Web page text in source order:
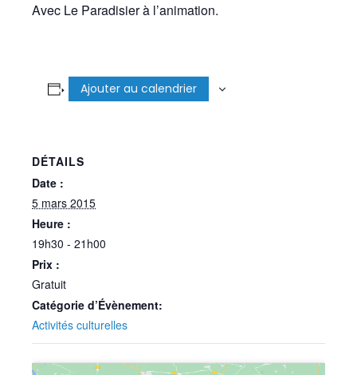
Avec Le Paradisier à l’animation.
Ajouter au calendrier
DÉTAILS
Date :
5 mars 2015
Heure :
19h30 - 21h00
Prix :
Gratuit
Catégorie d’Évènement:
Activités culturelles